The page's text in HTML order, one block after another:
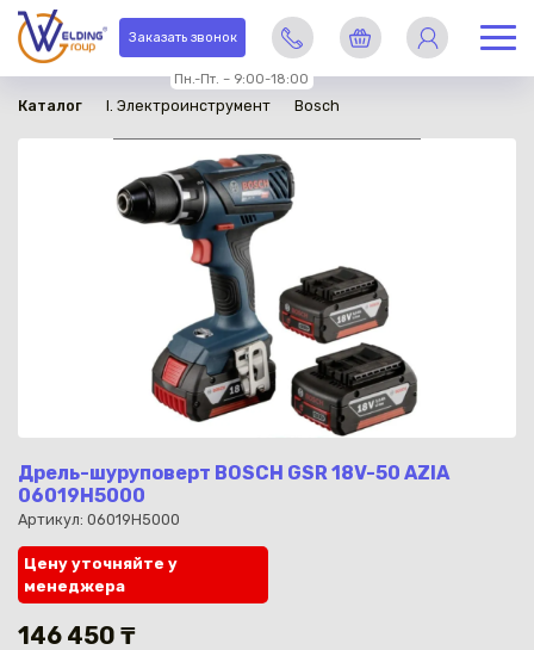
Заказать звонок
Пн.-Пт. – 9:00-18:00
Каталог I. Электроинструмент Bosch
Дрель-шуруповерт BOSCH GSR 18V-50 AZIA
06019H5000
Артикул: 06019H5000
в наличии
Цену уточняйте у
менеджера
146 450 ₸